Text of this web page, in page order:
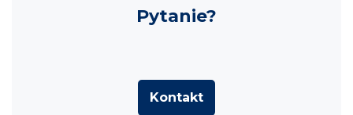
Pytanie?
Kontakt